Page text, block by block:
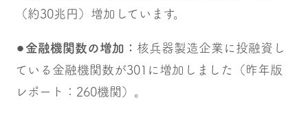
（約30兆円）増加しています。
⚫︎ 金融機関数の増加： 核兵器製造企業に投融資し
ている金融機関数が301に増加しました（昨年版
レポート：260機関）。